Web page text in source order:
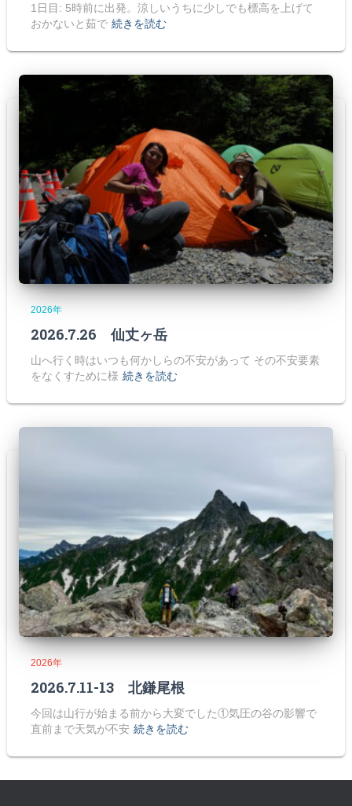
1日目: 5時前に出発。涼しいうちに少しでも標高を上げて
おかないと茹で 続きを読む
2026年
2026.7.26 仙丈ヶ岳
山へ行く時はいつも何かしらの不安があって その不安要素
をなくすために様 続きを読む
2026年
2026.7.11-13 北鎌尾根
今回は山行が始まる前から大変でした①気圧の谷の影響で
直前まで天気が不安 続きを読む